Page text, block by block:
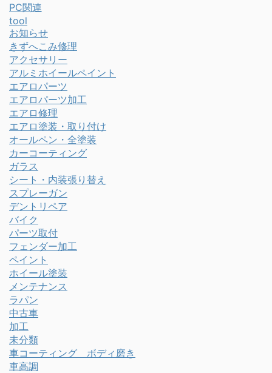
PC関連
tool
お知らせ
きずへこみ修理
アクセサリー
アルミホイールペイント
エアロパーツ
エアロパーツ加工
エアロ修理
エアロ塗装・取り付け
オールペン・全塗装
カーコーティング
ガラス
シート・内装張り替え
スプレーガン
デントリペア
バイク
パーツ取付
フェンダー加工
ペイント
ホイール塗装
メンテナンス
ラパン
中古車
加工
未分類
車コーティング ボディ磨き
車高調